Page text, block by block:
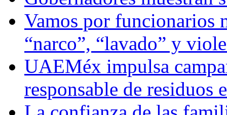
Vamos por funcionarios
“narco”, “lavado” y
UAEMéx impulsa
responsable de residuos